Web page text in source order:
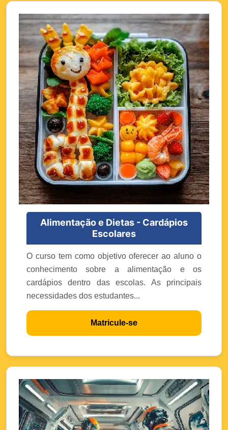
Alimentação e Dietas - Cardápios
Escolares
O curso tem como objetivo oferecer ao aluno o
conhecimento sobre a alimentação e os
cardápios dentro das escolas. As principais
necessidades dos estudantes...
Matricule-se